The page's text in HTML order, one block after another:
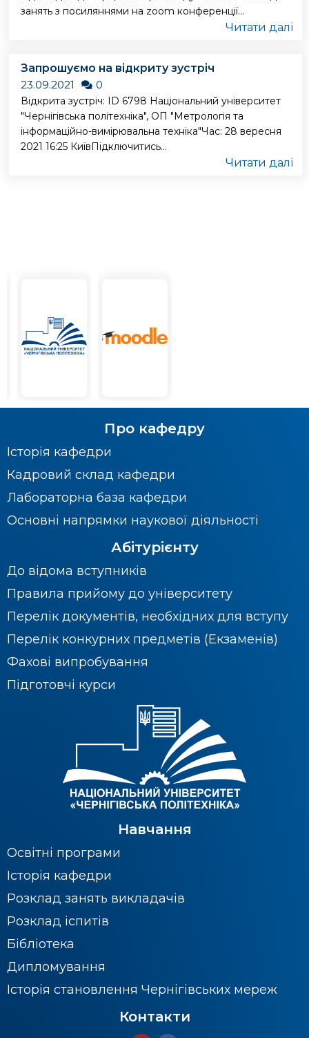
занять з посиляннями на zoom конференції...
Читати далі
Запрошуємо на відкриту зустріч
23.09.2021
0
Відкрита зустріч: ID 6798 Національний університет
"Чернігівська політехніка", ОП "Метрологія та
інформаційно-вимірювальна техніка"Час: 28 вересня
2021 16:25 КиївПідключитись...
Читати далі
Про кафедру
Історія кафедри
Кадровий склад кафедри
Лабораторна база кафедри
Основні напрямки наукової діяльності
Абітурієнту
До відома вступників
Правила прийому до університету
Перелік документів, необхідних для вступу
Перелік конкурних предметів (Екзаменів)
Фахові випробування
Підготовчі курси
Навчання
Освітні програми
Історія кафедри
Розклад занять викладачів
Розклад іспитів
Бібліотека
Дипломування
Історія становлення Чернігівських мереж
Контакти